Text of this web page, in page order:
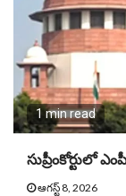
1 min read
సుప్రీంకోర్టులో
ఆగస్ట్ 8, 2026